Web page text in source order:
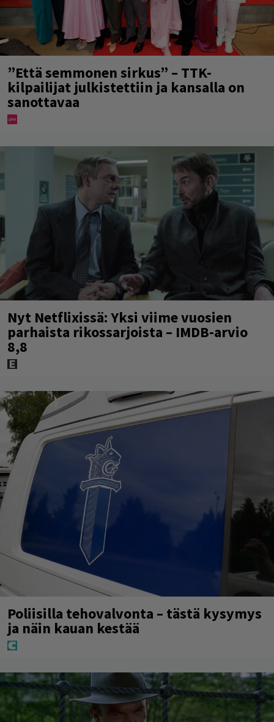
”Että semmonen sirkus” – TTK-
kilpailijat julkistettiin ja kansalla on
sanottavaa
Nyt Netflixissä: Yksi viime vuosien
parhaista rikossarjoista – IMDB-arvio
8,8
Poliisilla tehovalvonta – tästä kysymys
ja näin kauan kestää